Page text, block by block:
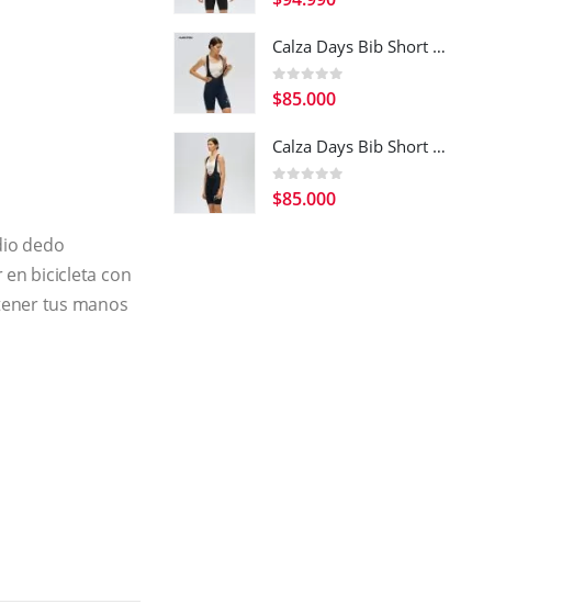
dedo
bicicleta con
tus manos
Calza Days Bib Short Navy Blue Women
0 out of 5
$85.000
Calza Days Bib Short Black Women
0 out of 5
$85.000